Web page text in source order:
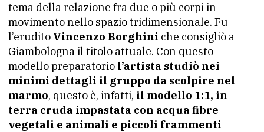
tema della relazione fra due o più corpi in
movimento nello spazio tridimensionale. Fu
l’erudito Vincenzo Borghini che consigliò a
Giambologna il titolo attuale. Con questo
modello preparatorio l’artista studiò nei
minimi dettagli il gruppo da scolpire nel
marmo, questo è, infatti, il modello 1:1, in
terra cruda impastata con acqua fibre
vegetali e animali e piccoli frammenti